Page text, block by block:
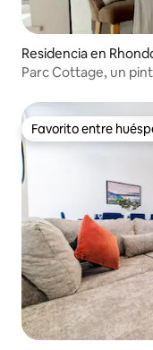
Residencia en
Parc Cottage, un
Favorito entre
Favorito entre